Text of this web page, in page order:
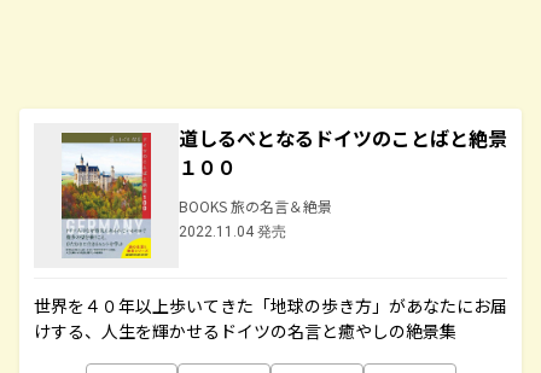
道しるべとなるドイツのことばと絶景
１００
BOOKS 旅の名言＆絶景
2022.11.04 発売
世界を４０年以上歩いてきた「地球の歩き方」があなたにお届
けする、人生を輝かせるドイツの名言と癒やしの絶景集